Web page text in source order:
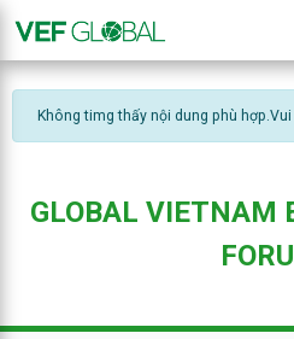
Không timg thấy nội dung phù
GLOBAL VIETNAM